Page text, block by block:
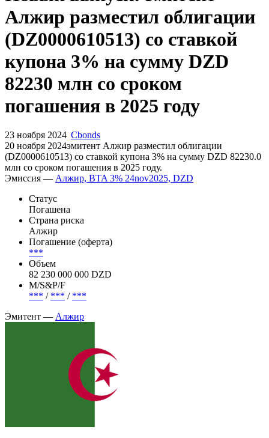
Запросить доступ
Новый выпуск: эмитент
Алжир разместил облигации
(DZ0000610513) со ставкой
купона 3% на сумму DZD
погашения в 2025 году
23 ноября 2024 Cbonds
(DZ0000610513) cо ставкой купона 3% на сумму DZD 82230.0
млн со сроком погашения в 2025 году.
Эмиссия —Алжир, BTA 3% 24nov2025, DZD
Статус
Погашена
Страна риска
Алжир
Погашение (оферта)
***
82 230 000 000 DZD
Алжир